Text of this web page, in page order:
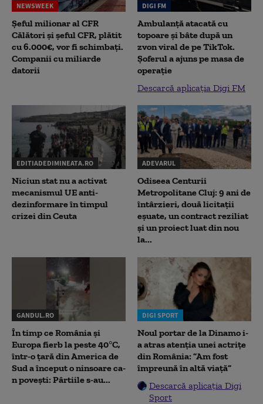
NEWSWEEK
Șeful milionar al CFR
Călători și șeful CFR, plătit
cu 6.000€, vor fi schimbați.
Companii cu miliarde
datorii
DIGI FM
Ambulanță atacată cu
topoare și bâte după un
zvon viral de pe TikTok.
Șoferul a ajuns pe masa de
operație
Descarcă aplicația Digi FM
EDITIADEDIMINEATA.RO
Niciun stat nu a activat
mecanismul UE anti-
dezinformare în timpul
crizei din Ceuta
ADEVARUL
Odiseea Centurii
Metropolitane Cluj: 9 ani de
întârzieri, două licitații
eșuate, un contract reziliat
și un proiect luat din nou
la...
GANDUL.RO
În timp ce România și
Europa fierb la peste 40°C,
într-o țară din America de
Sud a început o ninsoare ca-
n povești: Pârtiile s-au...
DIGI SPORT
Noul portar de la Dinamo i-
a atras atenția unei actrițe
din România: ”Am fost
împreună în altă viață”
Descarcă aplicația Digi
Sport